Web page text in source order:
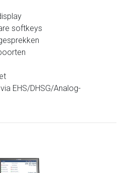
softkeys
EHS/DHSG/Analog-